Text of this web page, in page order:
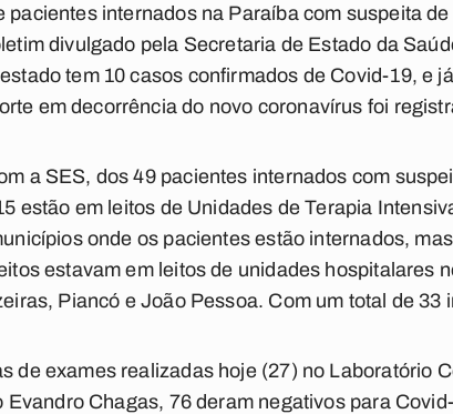
pacientes internados na Paraíba com suspeita
divulgado pela Secretaria de Estado da
tem 10 casos confirmados de Covid-19, e
em decorrência do novo coronavírus foi
a SES, dos 49 pacientes internados com
estão em leitos de Unidades de Terapia
onde os pacientes estão internados,
estavam em leitos de unidades hospitalares
Piancó e João Pessoa. Com um total de 33
de exames realizadas hoje (27) no Laboratório
Evandro Chagas, 76 deram negativos para